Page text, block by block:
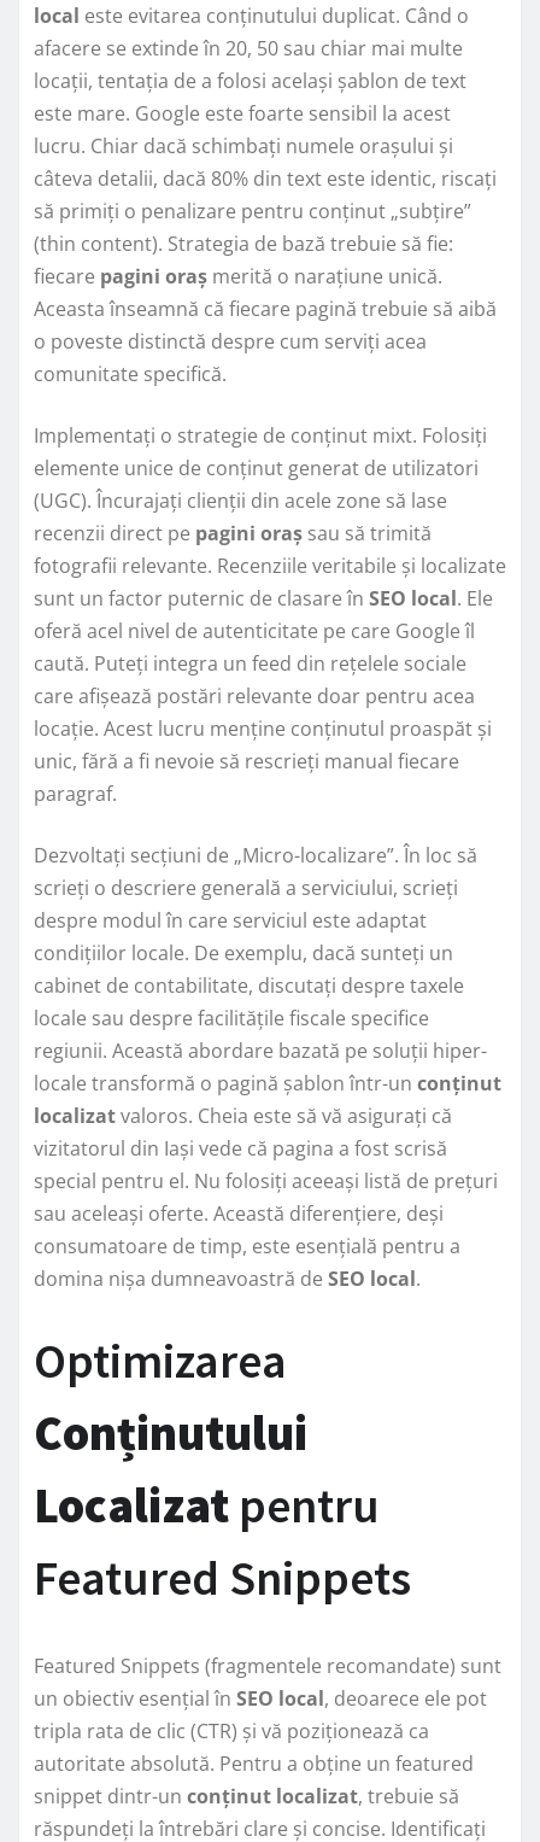
local este evitarea conținutului duplicat. Când o
afacere se extinde în 20, 50 sau chiar mai multe
locații, tentația de a folosi același șablon de text
este mare. Google este foarte sensibil la acest
lucru. Chiar dacă schimbați numele orașului și
câteva detalii, dacă 80% din text este identic, riscați
să primiți o penalizare pentru conținut „subțire”
(thin content). Strategia de bază trebuie să fie:
fiecare pagini oraș merită o narațiune unică.
Aceasta înseamnă că fiecare pagină trebuie să aibă
o poveste distinctă despre cum serviți acea
comunitate specifică.
Implementați o strategie de conținut mixt. Folosiți
elemente unice de conținut generat de utilizatori
(UGC). Încurajați clienții din acele zone să lase
recenzii direct pe pagini oraș sau să trimită
fotografii relevante. Recenziile veritabile și localizate
sunt un factor puternic de clasare în SEO local. Ele
oferă acel nivel de autenticitate pe care Google îl
caută. Puteți integra un feed din rețelele sociale
care afișează postări relevante doar pentru acea
locație. Acest lucru menține conținutul proaspăt și
unic, fără a fi nevoie să rescrieți manual fiecare
paragraf.
Dezvoltați secțiuni de „Micro-localizare”. În loc să
scrieți o descriere generală a serviciului, scrieți
despre modul în care serviciul este adaptat
condițiilor locale. De exemplu, dacă sunteți un
cabinet de contabilitate, discutați despre taxele
locale sau despre facilitățile fiscale specifice
regiunii. Această abordare bazată pe soluții hiper-
locale transformă o pagină șablon într-un conținut
localizatvaloros. Cheia este să vă asigurați că
vizitatorul din Iași vede că pagina a fost scrisă
special pentru el. Nu folosiți aceeași listă de prețuri
sau aceleași oferte. Această diferențiere, deși
consumatoare de timp, este esențială pentru a
domina nișa dumneavoastră de SEO local.
Optimizarea
Conținutului
Localizat pentru
Featured Snippets
Featured Snippets (fragmentele recomandate) sunt
un obiectiv esențial în SEO local, deoarece ele pot
tripla rata de clic (CTR) și vă poziționează ca
autoritate absolută. Pentru a obține un featured
snippet dintr-un conținut localizat, trebuie să
răspundeți la întrebări clare și concise. Identificați